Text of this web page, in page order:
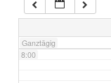
Ganztägig
7:00
8:00